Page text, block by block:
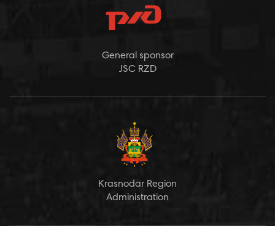
General sponsor
JSC RZD
Krasnodar Region
Administration